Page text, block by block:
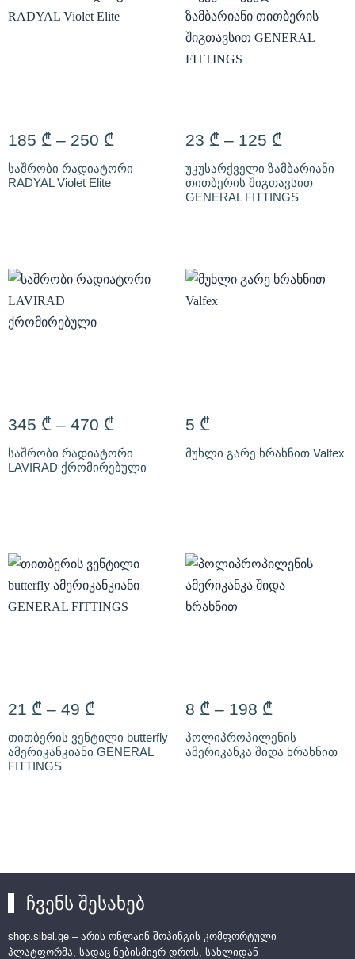
185 ₾ – 250 ₾
საშრობი რადიატორი
RADYAL Violet Elite
23 ₾ – 125 ₾
უკუსარქველი ზამბარიანი
თითბერის შიგთავსით
GENERAL FITTINGS
345 ₾ – 470 ₾
საშრობი რადიატორი
LAVIRAD ქრომირებული
5 ₾
მუხლი გარე ხრახნით Valfex
21 ₾ – 49 ₾
თითბერის ვენტილი butterfly
ამერიკანკიანი GENERAL
FITTINGS
8 ₾ – 198 ₾
პოლიპროპილენის
ამერიკანკა შიდა ხრახნით
ჩვენს შესახებ
shop.sibel.ge – არის ონლაინ შოპინგის კომფორტული
პლატფორმა, სადაც ნებისმიერ დროს, სახლიდან